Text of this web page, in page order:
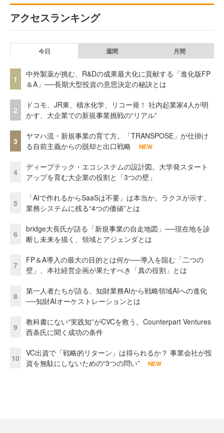
アクセスランキング
今日 週間 月間
1
中外製薬が挑む、R&Dの成果最大化に貢献する「進化版FP
＆A」──長期大型投資の意思決定の秘訣とは
2
ドコモ、JR東、積水化学、リコー発！ 社内起業家4人が明
かす、大企業での新規事業挑戦の“リアル”
3
ヤマハ流・新規事業の育て方。「TRANSPOSE」が仕掛け
る自前主義からの脱却と出口戦略
NEW
4
ディープテック・エコシステムの設計図。大学発スタート
アップを育む大企業の役割と「3つの壁」
5
「AIで作れるからSaaSは不要」は本当か。ラクスが示す、
業務システムに残る“4つの価値”とは
6
bridge大長氏が語る「新規事業の自走地図」──現在地を診
断し未来を描く、領域とアジェンダとは
7
FP＆A導入の最大の目的とは何か──導入を阻む「二つの
壁」、本社経営企画が果たすべき「真の役割」とは
8
第一人者たちが語る、知財業務AIから戦略領域AIへの進化
──知財AIオーケストレーションとは
9
教科書にない“実践知”がCVCを救う。Counterpart Ventures
西条氏に聞く成功の条件
10
VC出資で「戦略的リターン」は得られるか？ 事業会社が投
資を無駄にしないための“3つの問い”
NEW